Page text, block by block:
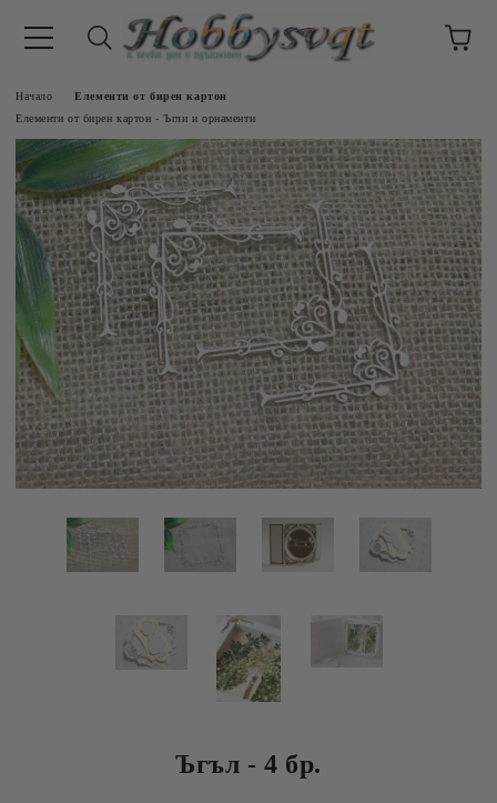
Начало
Елементи от бирен картон
Елементи от бирен картон - Ъгли и орнаменти
Ъгъл - 4 бр.